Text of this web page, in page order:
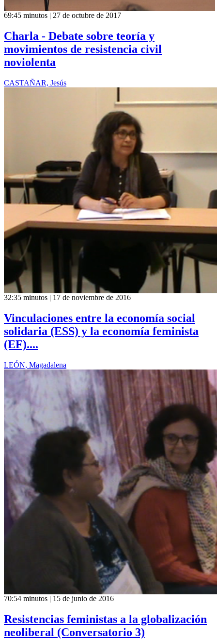
69:45 minutos | 27 de octubre de 2017
Charla - Debate sobre teoría y
movimientos de resistencia civil
noviolenta
CASTAÑAR, Jesús
32:35 minutos | 17 de noviembre de 2016
Vinculaciones entre la economía social
solidaria (ESS) y la economía feminista
(EF)....
LEÓN, Magadalena
70:54 minutos | 15 de junio de 2016
Resistencias feministas a la globalización
neoliberal (Conversatorio 3)